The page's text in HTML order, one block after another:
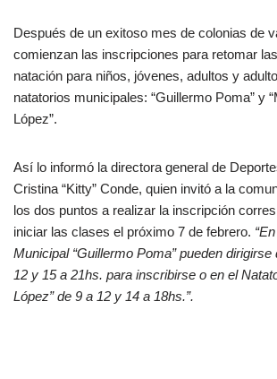
Después de un exitoso mes de colonias de
comienzan las inscripciones para retomar
natación para niños, jóvenes, adultos y
natatorios municipales: “Guillermo Poma” y
López”.
Así lo informó la directora general de
Cristina “Kitty” Conde, quien invitó a la
los dos puntos a realizar la inscripción
iniciar las clases el próximo 7 de febrero.
Municipal “Guillermo Poma” pueden
12 y 15 a 21hs. para inscribirse o en el
López” de 9 a 12 y 14 a 18hs.”.